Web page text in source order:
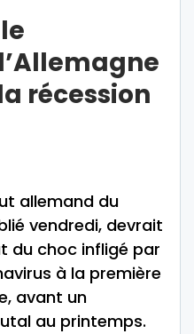
récession
allemand du
vendredi, devrait
du choc infligé par
à la première
avant un
au printemps.